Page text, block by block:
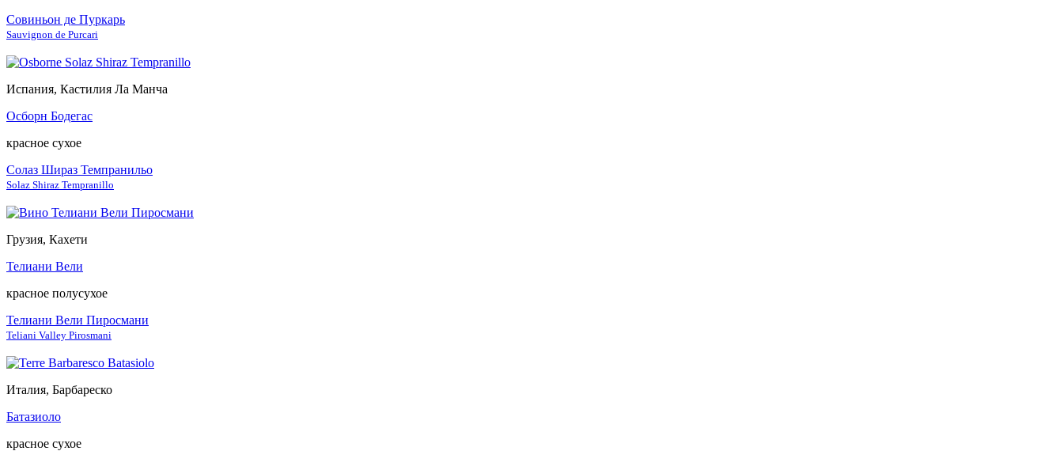
Совиньон де Пуркарь
Sauvignon de Purcari
Испания, Кастилия Ла Манча
Осборн Бодегас
красное сухое
Солаз Шираз Темпранильо
Solaz Shiraz Tempranillo
Грузия, Кахети
Телиани Вели
красное полусухое
Телиани Вели Пиросмани
Teliani Valley Pirosmani
Италия, Барбареско
Батазиоло
красное сухое